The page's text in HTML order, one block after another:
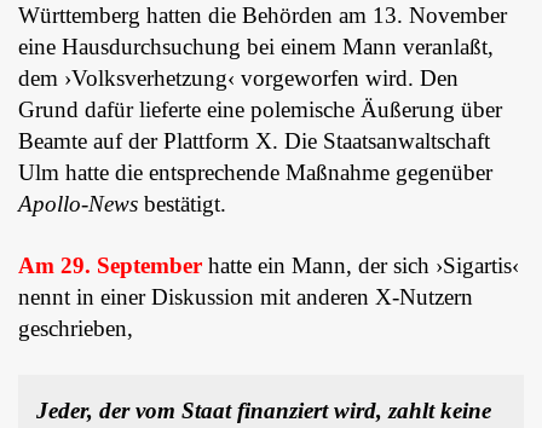
Württemberg hatten die Behörden am 13. November
eine Hausdurchsuchung bei einem Mann veranlaßt,
dem ›Volksverhetzung‹ vorgeworfen wird. Den
Grund dafür lieferte eine polemische Äußerung über
Beamte auf der Plattform X. Die Staatsanwaltschaft
Ulm hatte die entsprechende Maßnahme gegenüber
Apollo-News bestätigt.
Am 29. September hatte ein Mann, der sich ›Sigartis‹
nennt in einer Diskussion mit anderen X-Nutzern
geschrieben,
Jeder, der vom Staat finanziert wird, zahlt keine